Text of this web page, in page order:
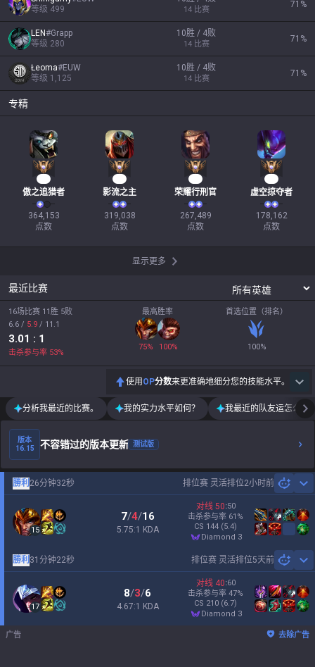
等级 499 14 比赛
71 %
LEN#Grapp
等级 280
10胜 / 4败
14 比赛
71 %
Łeoma#EUW
等级 1,125
10胜 / 4败
14 比赛
71 %
专精
傲之追猎者
364,153
点数
影流之主
319,038
点数
荣耀行刑官
267,489
点数
虚空掠夺者
178,162
点数
显示更多
最近比赛
16场比赛 11胜 5败
6.6 / 5.9 / 11.1
3.01 : 1
击杀参与率 53%
最高胜率
75% 100%
首选位置（排名）
100%
使用 OP分数来更准确地细分您的技能水平。
分析我最近的比赛。 我的实力水平如何？ 我最近的队友运怎么样
版本
16.15
不容错过的版本更新 测试版
排位赛 灵活排位2小时前
勝利 26分钟32秒
15
7/4/16
5.75:1 KDA
对线 50:50
击杀参与率 61 %
CS 144 (5.4)
diamond 3
排位赛 灵活排位5天前
勝利 31分钟22秒
17
8/3/6
4.67:1 KDA
对线 40:60
击杀参与率 47%
CS 210 (6.7)
diamond 3
广告 去除广告